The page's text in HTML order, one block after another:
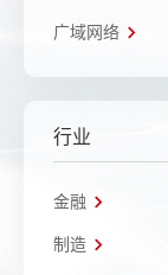
广域网络
行业
金融
制造